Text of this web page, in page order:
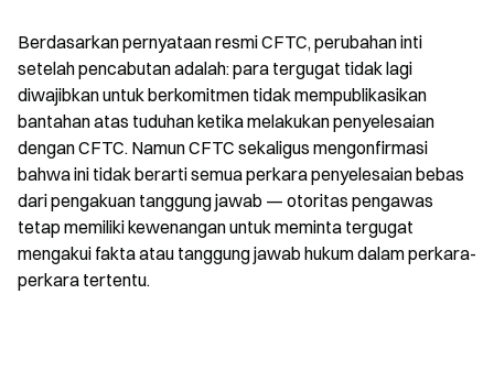
Berdasarkan pernyataan resmi CFTC, perubahan inti
setelah pencabutan adalah: para tergugat tidak lagi
diwajibkan untuk berkomitmen tidak mempublikasikan
bantahan atas tuduhan ketika melakukan penyelesaian
dengan CFTC. Namun CFTC sekaligus mengonfirmasi
bahwa ini tidak berarti semua perkara penyelesaian bebas
dari pengakuan tanggung jawab — otoritas pengawas
tetap memiliki kewenangan untuk meminta tergugat
mengakui fakta atau tanggung jawab hukum dalam perkara-
perkara tertentu.